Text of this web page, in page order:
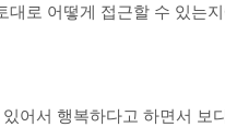
대로 어떻게 접근할 수 있는
어서 행복하다고 하면서 보